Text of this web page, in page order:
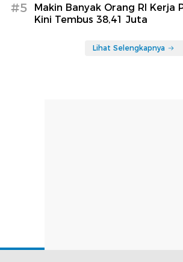
#5
Makin Banyak Orang RI Kerja
Kini Tembus 38,41 Juta
Lihat Selengkapnya